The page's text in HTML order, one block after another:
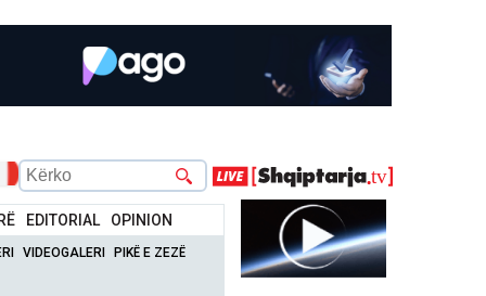
EDITORIAL OPINION
VIDEOGALERI PIKË E ZEZË